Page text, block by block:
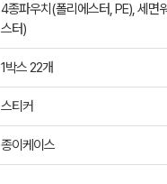
4종파우치(폴리에스터, PE), 세면
스터)
1박스 22개
스티커
종이케이스